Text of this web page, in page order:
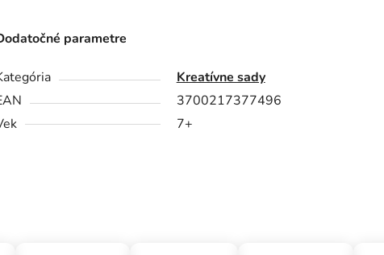
parametre
Kreatívne sady
3700217377496
7+